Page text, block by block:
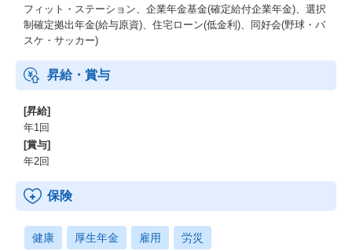
フィット・ステーション、企業年金基金(確定給付企業年金)、選択
制確定拠出年金(給与原資)、住宅ローン(低金利)、同好会(野球・バ
スケ・サッカー)
昇給・賞与
[昇給]
年1回
[賞与]
年2回
保険
健康 厚生年金 雇用 労災